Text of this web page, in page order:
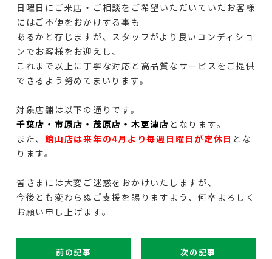
日曜日にご来店・ご相談をご希望いただいていたお客様
にはご不便をおかけする事も
あるかと存じますが、スタッフがより良いコンディショ
ンでお客様をお迎えし、
これまで以上に丁寧な対応と高品質なサービスをご提供
できるよう努めてまいります。
対象店舗は以下の通りです。
千葉店・市原店・茂原店・木更津店 となります。
また、館山店は来年の4月より毎週日曜日が定休日 とな
ります。
皆さまには大変ご迷惑をおかけいたしますが、
今後とも変わらぬご支援を賜りますよう、何卒よろしく
お願い申し上げます。
前の記事 次の記事